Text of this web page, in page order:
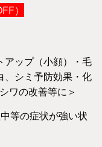
）
アップ（小顔）・毛
、シミ予防効果・化
ワの改善等に＞
等の症状が強い状